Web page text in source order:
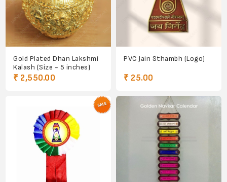
Gold Plated Dhan Lakshmi
Kalash (Size - 5 inches)
₹ 2,550.00
PVC Jain Sthambh (Logo)
₹ 25.00